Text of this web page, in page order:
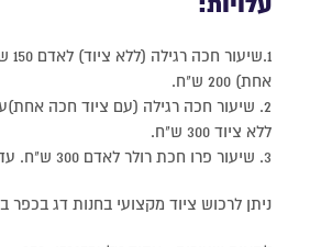
אחת) 200 ש"ח.
ללא ציוד 300 ש"ח.
3. שיעור פרו חכת רולר לאדם 300 ש"ח. עד 4 איש 400 ש"ח.
ניתן לרכוש ציוד מקצועי בחנות דג בכפר